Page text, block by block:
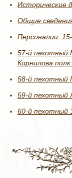
Исторические
Общие
Персоналии.
57-й пехотный
Корнилова полк.
58-й пехотный
59-й пехотный
60-й пехотный